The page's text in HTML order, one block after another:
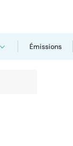
Émissions